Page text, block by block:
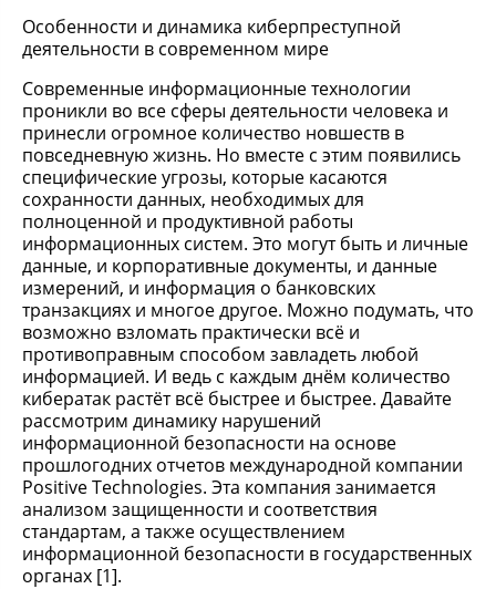
Особенности и динамика киберпреступной
деятельности в современном мире
Современные информационные технологии
проникли во все сферы деятельности человека и
принесли огромное количество новшеств в
повседневную жизнь. Но вместе с этим появились
специфические угрозы, которые касаются
сохранности данных, необходимых для
полноценной и продуктивной работы
информационных систем. Это могут быть и личные
данные, и корпоративные документы, и данные
измерений, и информация о банковских
транзакциях и многое другое. Можно подумать, что
возможно взломать практически всё и
противоправным способом завладеть любой
информацией. И ведь с каждым днём количество
кибератак растёт всё быстрее и быстрее. Давайте
рассмотрим динамику нарушений
информационной безопасности на основе
прошлогодних отчетов международной компании
Positive Technologies. Эта компания занимается
анализом защищенности и соответствия
стандартам, а также осуществлением
информационной безопасности в государственных
органах [1].